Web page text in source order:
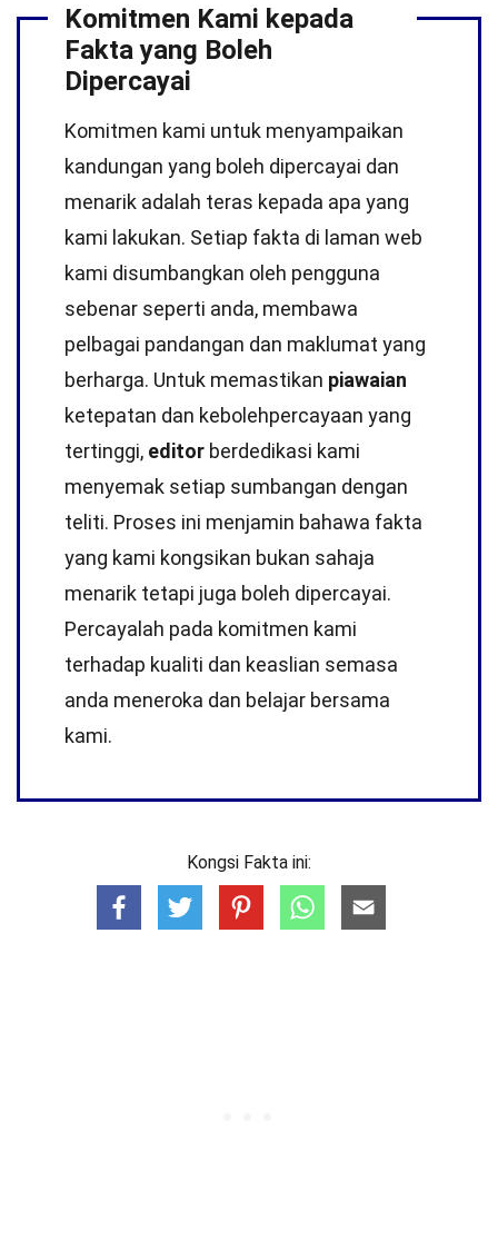
Komitmen Kami kepada
Fakta yang Boleh
Dipercayai
Komitmen kami untuk menyampaikan
kandungan yang boleh dipercayai dan
menarik adalah teras kepada apa yang
kami lakukan. Setiap fakta di laman web
kami disumbangkan oleh pengguna
sebenar seperti anda, membawa
pelbagai pandangan dan maklumat yang
berharga. Untuk memastikan piawaian
ketepatan dan kebolehpercayaan yang
tertinggi, editor berdedikasi kami
menyemak setiap sumbangan dengan
teliti. Proses ini menjamin bahawa fakta
yang kami kongsikan bukan sahaja
menarik tetapi juga boleh dipercayai.
Percayalah pada komitmen kami
terhadap kualiti dan keaslian semasa
anda meneroka dan belajar bersama
kami.
Kongsi Fakta ini: